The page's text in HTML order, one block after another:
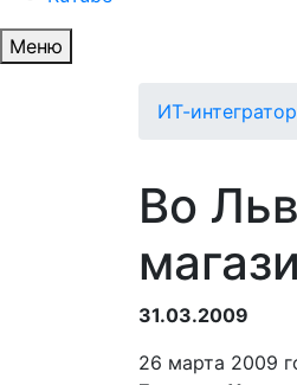
Меню
ИТ-
Во
31.03.2009
26 марта 2009